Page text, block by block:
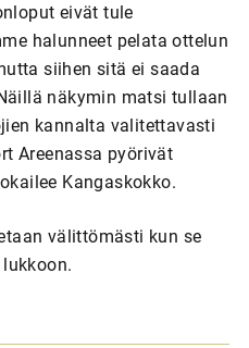
eivät tule
halunneet pelata ottelun
siihen sitä ei saada
näkymin matsi tullaan
kannalta valitettavasti
Areenassa pyörivät
Kangaskokko.
välittömästi kun se